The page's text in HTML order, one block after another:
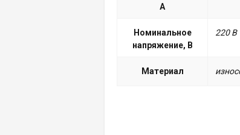
А
Номинальное
напряжение, В
220 В
Материал